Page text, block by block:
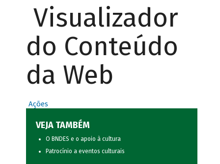
Visualizador
do Conteúdo
da Web
Ações
VEJA TAMBÉM
O BNDES e o apoio à cultura
Patrocínio a eventos culturais